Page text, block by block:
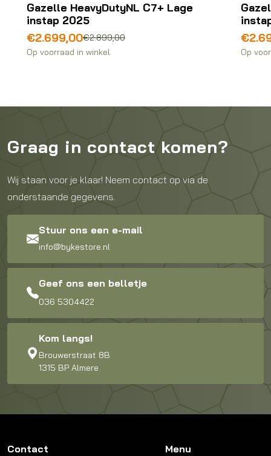
Gazelle HeavyDutyNL C7+ Lage
instap 2025
€2.899,00
Oorspronkelijke
prijs
€2.699,00
Huidige
prijs
Op voorraad in winkel
€
Op
Graag in contact komen?
Wij staan voor je klaar! Neem contact op via de
onderstaande gegevens.
Stuur ons een e-mail
info@bykestore.nl
Geef ons een belletje
036 5304422
Kom langs!
Brouwerstraat 8B
1315 BP Almere
Contact Menu